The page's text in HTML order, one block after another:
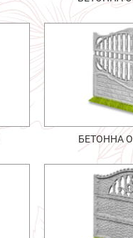
БЕТОННА